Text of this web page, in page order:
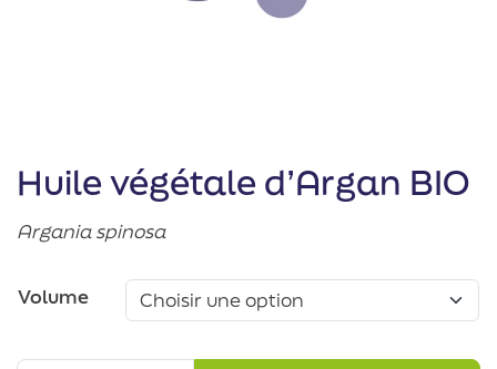
Huile végétale d’Argan BIO
Argania spinosa
Volume